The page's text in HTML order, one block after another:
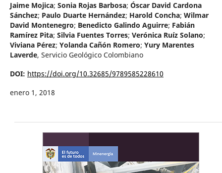
Jaime Mojica; Sonia Rojas Barbosa; Óscar David Cardona
Sánchez; Paulo Duarte Hernández; Harold Concha; Wilmar
David Montenegro; Benedicto Galindo Aguirre; Fabián
Ramírez Pita; Silvia Fuentes Torres; Verónica Ruíz Solano;
Viviana Pérez; Yolanda Cañón Romero; Yury Marentes
Laverde, Servicio Geológico Colombiano
DOI: https://doi.org/10.32685/9789585228610
enero 1, 2018